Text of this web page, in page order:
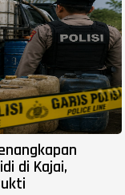
di Kajai,